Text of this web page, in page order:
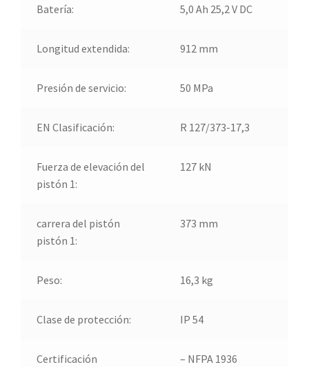
Batería: 5,0 Ah 25,2 V DC
Longitud extendida: 912 mm
Presión de servicio: 50 MPa
EN Clasificación: R 127/373-17,3
Fuerza de elevación del
pistón 1:
127 kN
carrera del pistón
pistón 1:
373 mm
Peso: 16,3 kg
Clase de protección: IP 54
Certificación
– NFPA 1936